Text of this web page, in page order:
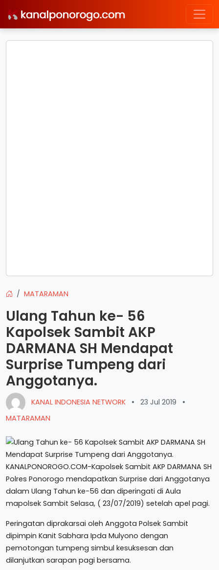
MATARAMAN
Ulang Tahun ke- 56
Kapolsek Sambit AKP
DARMANA SH Mendapat
Surprise Tumpeng dari
Anggotanya.
KANAL INDONESIA NETWORK • 23 Jul 2019
•
MATARAMAN
KANALPONOROGO.COM-Kapolsek Sambit AKP DARMANA SH
Polres Ponorogo mendapatkan Surprise dari Anggotanya
dalam Ulang Tahun ke-56 dan diperingati di Aula
mapolsek Sambit Selasa, ( 23/07/2019) setelah apel pagi.
Peringatan diprakarsai oleh Anggota Polsek Sambit
dipimpin Kanit Sabhara Ipda Mulyono dengan
pemotongan tumpeng simbul kesuksesan dan
dilanjutkan sarapan pagi bersama.